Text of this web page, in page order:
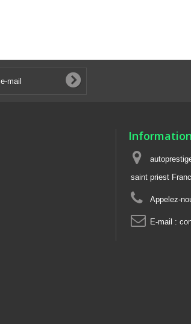
saint priest
Appelez-
E-mail :